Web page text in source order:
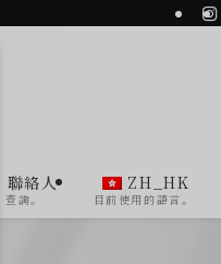
聯絡人
查詢。
ZH_HK
目前使用的語言。